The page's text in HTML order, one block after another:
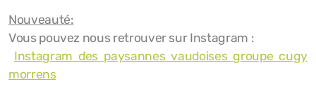
Nouveauté:
Vous pouvez nous retrouver sur Instagram :
Instagram des paysannes vaudoises groupe cugy
morrens